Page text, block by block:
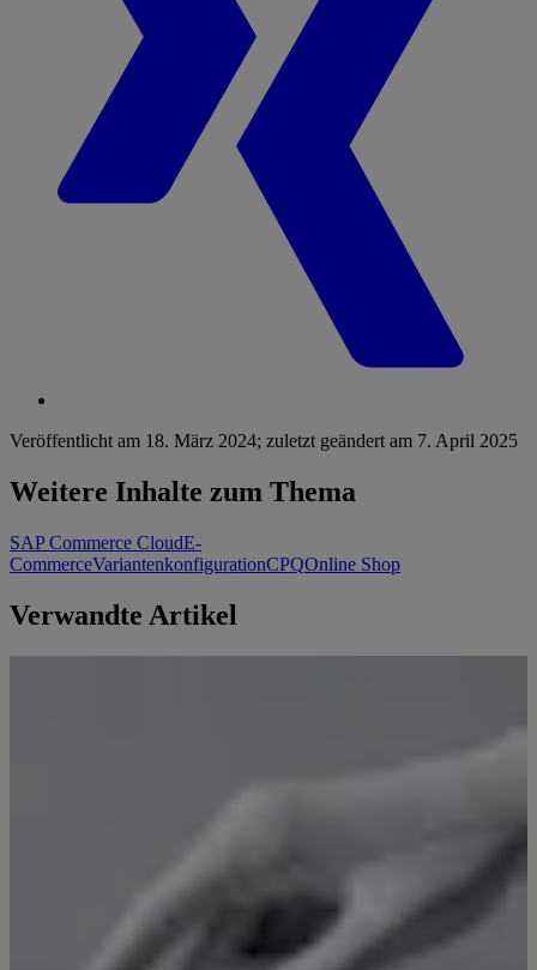
Veröffentlicht am 18. März 2024; zuletzt geändert am 7. April 2025
Weitere Inhalte zum Thema
SAP Commerce CloudE-
CommerceVariantenkonfigurationCPQOnline Shop
Verwandte Artikel